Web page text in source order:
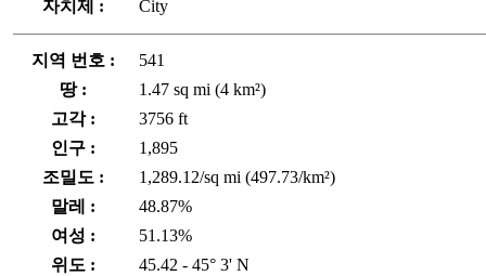
자치제 :
City
지역 번호 :
541
땅 :
1.47 sq mi (4 km²)
고각 :
3756 ft
인구 :
1,895
조밀도 :
1,289.12/sq mi (497.73/km²)
말레 :
48.87%
여성 :
51.13%
위도 :
45.42 - 45° 3' N